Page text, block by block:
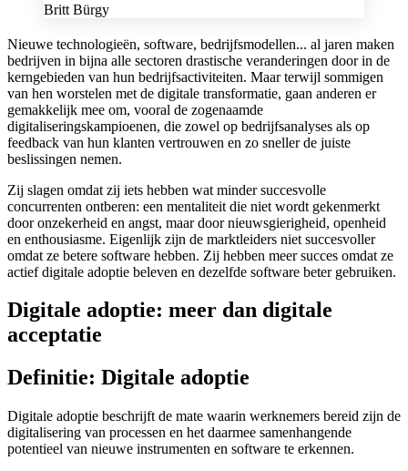
Britt Bürgy
Nieuwe technologieën, software, bedrijfsmodellen... al jaren maken
bedrijven in bijna alle sectoren drastische veranderingen door in de
kerngebieden van hun bedrijfsactiviteiten. Maar terwijl sommigen
van hen worstelen met de digitale transformatie, gaan anderen er
gemakkelijk mee om, vooral de zogenaamde
digitaliseringskampioenen, die zowel op bedrijfsanalyses als op
feedback van hun klanten vertrouwen en zo sneller de juiste
beslissingen nemen.
Zij slagen omdat zij iets hebben wat minder succesvolle
concurrenten ontberen: een mentaliteit die niet wordt gekenmerkt
door onzekerheid en angst, maar door nieuwsgierigheid, openheid
en enthousiasme. Eigenlijk zijn de marktleiders niet succesvoller
omdat ze betere software hebben. Zij hebben meer succes omdat ze
actief digitale adoptie beleven en dezelfde software beter gebruiken.
Digitale adoptie: meer dan digitale
acceptatie
Definitie: Digitale adoptie
Digitale adoptie beschrijft de mate waarin werknemers bereid zijn de
digitalisering van processen en het daarmee samenhangende
potentieel van nieuwe instrumenten en software te erkennen.